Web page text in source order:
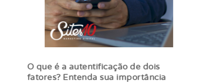
O que é a autentificação de dois
fatores? Entenda sua importância